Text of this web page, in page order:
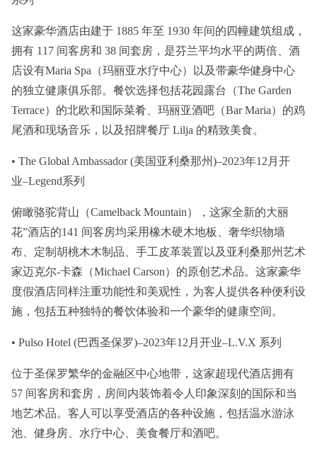
这家豪华酒店由建于 1885 年至 1930 年间的四幢建筑组成，
拥有 117 间客房和 38 间套房，是芬兰平均水平的两倍、酒
店设有Maria Spa（玛丽亚水疗中心）以及带豪华健身中心
的独立健康俱乐部。餐饮选择包括花园露台（The Garden
Terrace）的北欧和国际菜肴、玛丽亚酒吧（Bar Maria）的鸡
尾酒和现场音乐，以及招牌餐厅 Lilja 的精致美食。
• The Global Ambassador (美国亚利桑那州)–2023年12月开
业–Legend系列
俯瞰骆驼背山（Camelback Mountain），这家全新的大丽
花”酒店的141 间客房均采用橡木硬木地板、奢华织物墙
布、定制胡桃木木制品、手工皮革装置以及亚利桑那州艺术
家迈克尔-卡森（Michael Carson）的原创艺术品。这家豪华
度假酒店同样注重功能性和美观性，为客人提供各种便利设
施，包括五种独特的餐饮体验和一个豪华的健康空间。
• Pulso Hotel (巴西圣保罗)–2023年12月开业–L.V.X 系列
位于圣保罗繁华的金融区中心地带，这家超现代酒店拥有
57 间客房和套房，房间内装饰着令人印象深刻的国际和当
地艺术品。客人可以享受酒店的各种设施，包括温水游泳
池、健身房、水疗中心、美食餐厅和酒吧。